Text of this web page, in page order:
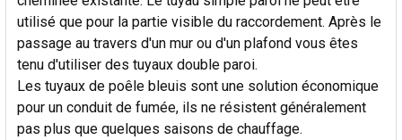
AJOUTER
LA
SÉLECTION
AU PANIER
utilisé que pour la partie visible du raccordement. Après le
passage au travers d'un mur ou d'un plafond vous êtes
tenu d'utiliser des tuyaux double paroi.
Les tuyaux de poêle bleuis sont une solution économique
pour un conduit de fumée, ils ne résistent généralement
pas plus que quelques saisons de chauffage.